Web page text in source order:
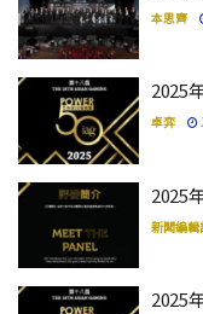
本思齊
2025
卓弈
2025
新聞編輯
2025